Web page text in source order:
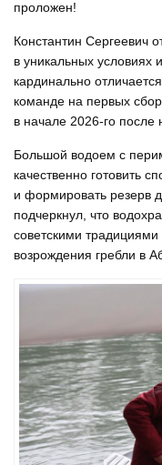
проложен!
Константин Сергеевич
в уникальных условиях
кардинально
команде на первых
в начале 2026-го после
Большой водоем с
качественно готовить
и формировать резерв
подчеркнул, что
советскими
возрождения гребли в